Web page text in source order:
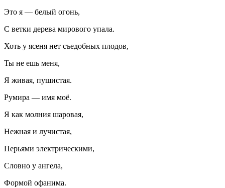
Это я — белый огонь,
С ветки дерева мирового упала.
Хоть у ясеня нет съедобных плодов,
Ты не ешь меня,
Я живая, пушистая.
Румира — имя моё.
Я как молния шаровая,
Нежная и лучистая,
Перьями электрическими,
Словно у ангела,
Формой офанима.